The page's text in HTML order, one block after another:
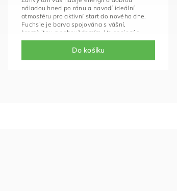
Do košíku
náladou hned po ránu a navodí ideální
atmosféru pro aktivní start do nového dne.
Fuchsie je barva spojována s vášní,
kreativitou a sebevědomím. Ve spojení s
jemnou úpravou tohoto materiálu je tento
kousek skvělou kombinací jak pro příjemný